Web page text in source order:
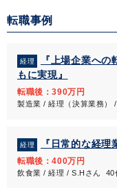
転職事例
経理
『上場企業へ
もに実現』
転職後：390万円
製造業 / 経理（決算業務
経理 『日常的な経理
転職後：400万円
飲食業 / 経理 / S.Hさん